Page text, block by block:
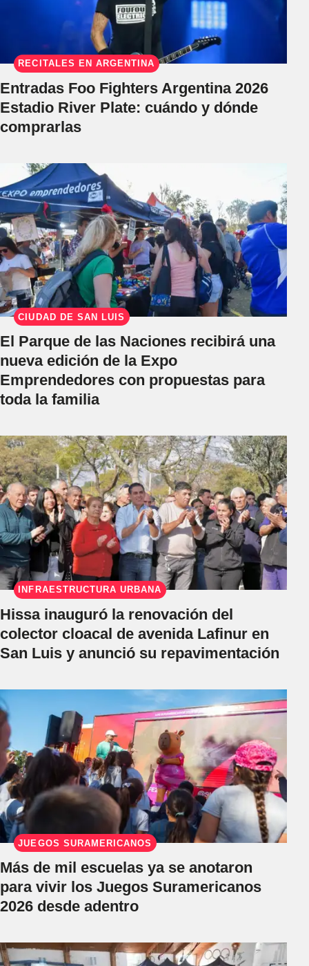
RECITALES EN ARGENTINA
Entradas Foo Fighters Argentina 2026
Estadio River Plate: cuándo y dónde
comprarlas
CIUDAD DE SAN LUIS
El Parque de las Naciones recibirá una
nueva edición de la Expo
Emprendedores con propuestas para
toda la familia
INFRAESTRUCTURA URBANA
Hissa inauguró la renovación del
colector cloacal de avenida Lafinur en
San Luis y anunció su repavimentación
JUEGOS SURAMERICANOS
Más de mil escuelas ya se anotaron
para vivir los Juegos Suramericanos
2026 desde adentro